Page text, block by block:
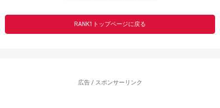
RANK1トップページに戻る
広告 / スポンサーリンク